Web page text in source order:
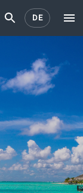
DE